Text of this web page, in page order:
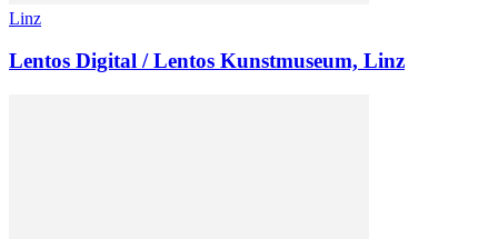
Linz
Lentos Digital / Lentos Kunstmuseum, Linz